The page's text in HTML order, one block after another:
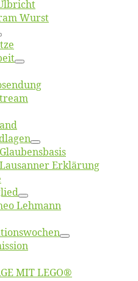
Wurst
Glaubens­ba­sis
Lausan­ner Erklärung
Lehmann
MIT LEGO®